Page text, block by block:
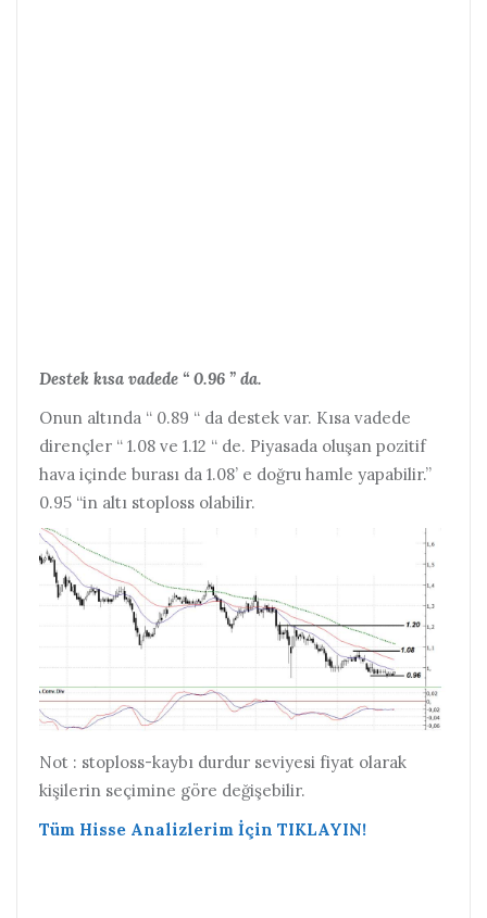
Destek kısa vadede “ 0.96 ” da.
Onun altında “ 0.89 “ da destek var. Kısa vadede
dirençler “ 1.08 ve 1.12 “ de. Piyasada oluşan pozitif
hava içinde burası da 1.08’ e doğru hamle yapabilir.”
0.95 “in altı stoploss olabilir.
Not : stoploss-kaybı durdur seviyesi fiyat olarak
kişilerin seçimine göre değişebilir.
Tüm Hisse Analizlerim İçin TIKLAYIN!